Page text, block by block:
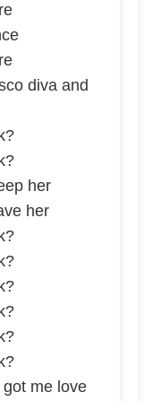
diva and
her
her
me love